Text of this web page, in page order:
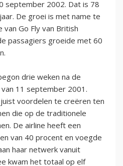
september 2002. Dat is 78
De groei is met name te
van Go Fly van British
passagiers groeide met 60
drie weken na de
11 september 2001.
voordelen te creëren ten
die op de traditionele
De airline heeft een
van 40 procent en voegde
haar netwerk vanuit
kwam het totaal op elf